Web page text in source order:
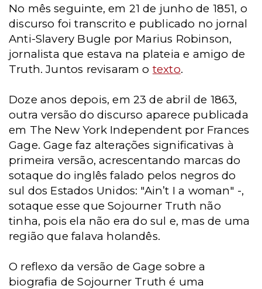
No mês seguinte, em 21 de junho de 1851, o
discurso foi transcrito e publicado no jornal
Anti-Slavery Bugle por Marius Robinson,
jornalista que estava na plateia e amigo de
Truth. Juntos revisaram o texto.
Doze anos depois, em 23 de abril de 1863,
outra versão do discurso aparece publicada
em The New York Independent por Frances
Gage. Gage faz alterações significativas à
primeira versão, acrescentando marcas do
sotaque do inglês falado pelos negros do
sul dos Estados Unidos: "Ain’t I a woman" -,
sotaque esse que Sojourner Truth não
tinha, pois ela não era do sul e, mas de uma
região que falava holandês.
O reflexo da versão de Gage sobre a
biografia de Sojourner Truth é uma